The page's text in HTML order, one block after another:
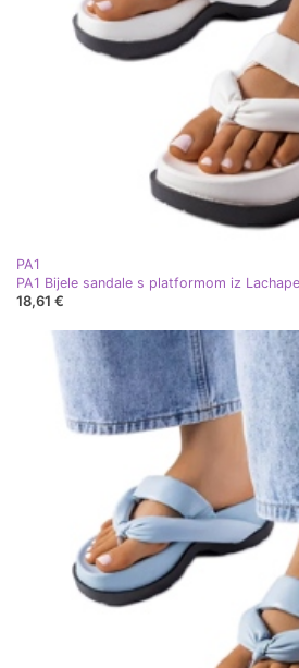
PA1
PA1 Bijele sandale s platformom iz
18,61 €